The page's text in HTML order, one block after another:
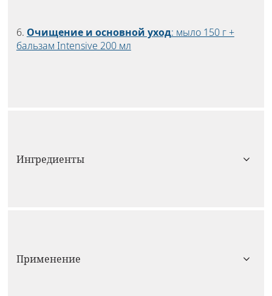
6. Очищение и основной уход: мыло 150 г +
бальзам Intensive 200 мл
Ингредиенты
Применение